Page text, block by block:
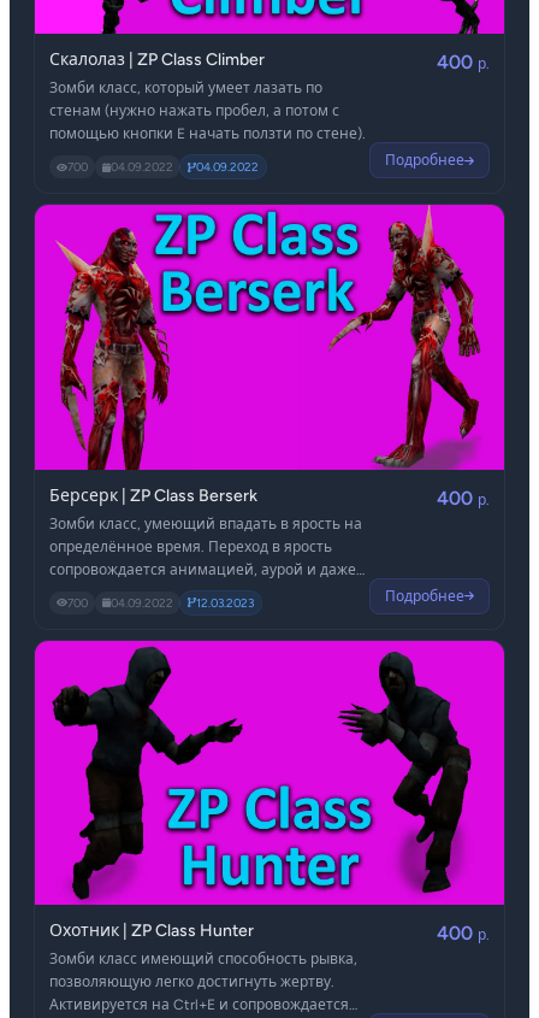
Скалолаз | ZP Class Climber
Зомби класс, который умеет лазать по
стенам (нужно нажать пробел, а потом с
помощью кнопки E начать ползти по стене).
700 04.09.2022 04.09.2022
400 р.
Подробнее
Берсерк | ZP Class Berserk
Зомби класс, умеющий впадать в ярость на
определённое время. Переход в ярость
сопровождается анимацией, аурой и даже
подсветкой экрана определённым цветом. В
ярости увеличена скорость, урон, а также
невосприимчивость к урону (всё это можно
включить/выключить в .cfg файле).
700 04.09.2022 12.03.2023
400 р.
Подробнее
Охотник | ZP Class Hunter
Зомби класс имеющий способность рывка,
позволяющую легко достигнуть жертву.
Активируется на Ctrl+E и сопровождается
400 р.